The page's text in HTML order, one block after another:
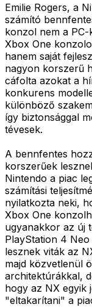
Emilie Rogers, a
számító
konzol nem a
Xbox One
hanem saját
nagyon korszerű
cáfolta azokat a
konkurens
különböző
így biztonsággal
tévesek.
A bennfentes
korszerűek
Nintendo a piac
számítási
nyilatkozta neki,
Xbox One
ugyanakkor az új
PlayStation 4
lesznek viták az
majd közvetlenül
architektúrákkal,
hogy az NX egyik
"eltakarítani" a